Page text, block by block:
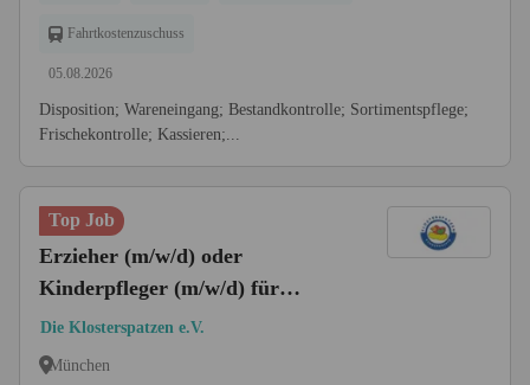
Fahrtkostenzuschuss
05.08.2026
Disposition; Wareneingang; Bestandkontrolle; Sortimentspflege;
Frischekontrolle; Kassieren;...
Top Job
Erzieher (m/w/d) oder
Kinderpfleger (m/w/d) für
Kinderkrippe in München-
Solln/Pullach | TVöD | Teilzeit
Die Klosterspatzen e.V.
München